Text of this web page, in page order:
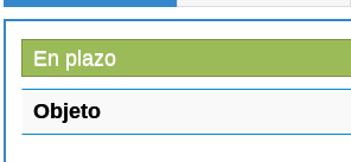
En plazo
Objeto